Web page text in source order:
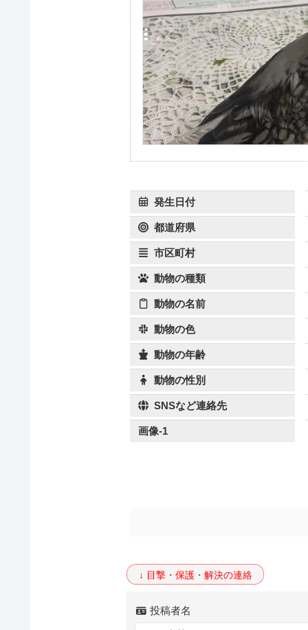
発生日付
都道府県
市区町村
動物の種類
動物の名前
動物の色
動物の年齢
動物の性別
SNSなど連絡先
画像-1
投稿者名